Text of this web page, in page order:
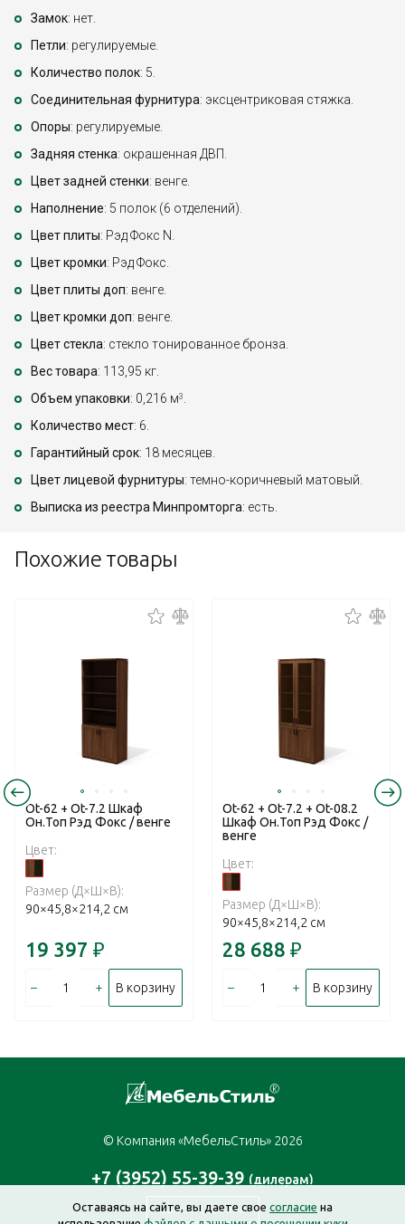
Замок: нет.
Петли: регулируемые.
Количество полок: 5.
Соединительная фурнитура: эксцентриковая стяжка.
Опоры: регулируемые.
Задняя стенка: окрашенная ДВП.
Цвет задней стенки: венге.
Наполнение: 5 полок (6 отделений).
Цвет плиты: Рэд Фокс N.
Цвет кромки: Рэд Фокс.
Цвет плиты доп: венге.
Цвет кромки доп: венге.
Цвет стекла: стекло тонированное бронза.
Вес товара: 113,95 кг.
Объем упаковки: 0,216 м3 .
Количество мест: 6.
Гарантийный срок: 18 месяцев.
Цвет лицевой фурнитуры: темно-коричневый матовый.
Выписка из реестра Минпромторга: есть.
Похожие товары
Ot-62 + Ot-7.2 Шкаф
Он.Топ Рэд Фокс / венге
Цвет:
Размер (Д×Ш×В):
90×45,8×214,2 см
19 397 ₽
– + В корзину
Ot-62 + Ot-7.2 + Ot-08.2
Шкаф Он.Топ Рэд Фокс /
венге
Цвет:
Размер (Д×Ш×В):
90×45,8×214,2 см
28 688 ₽
– + В корзину
© Компания «МебельСтиль» 2026
+7 (3952) 55-39-39 (дилерам)
Заказать звонок
Оставаясь на сайте, вы даете свое согласие на